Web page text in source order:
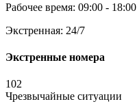
Рабочее время: 09:00 - 18:00
Экстренная: 24/7
Экстренные номера
102
Чрезвычайные ситуации